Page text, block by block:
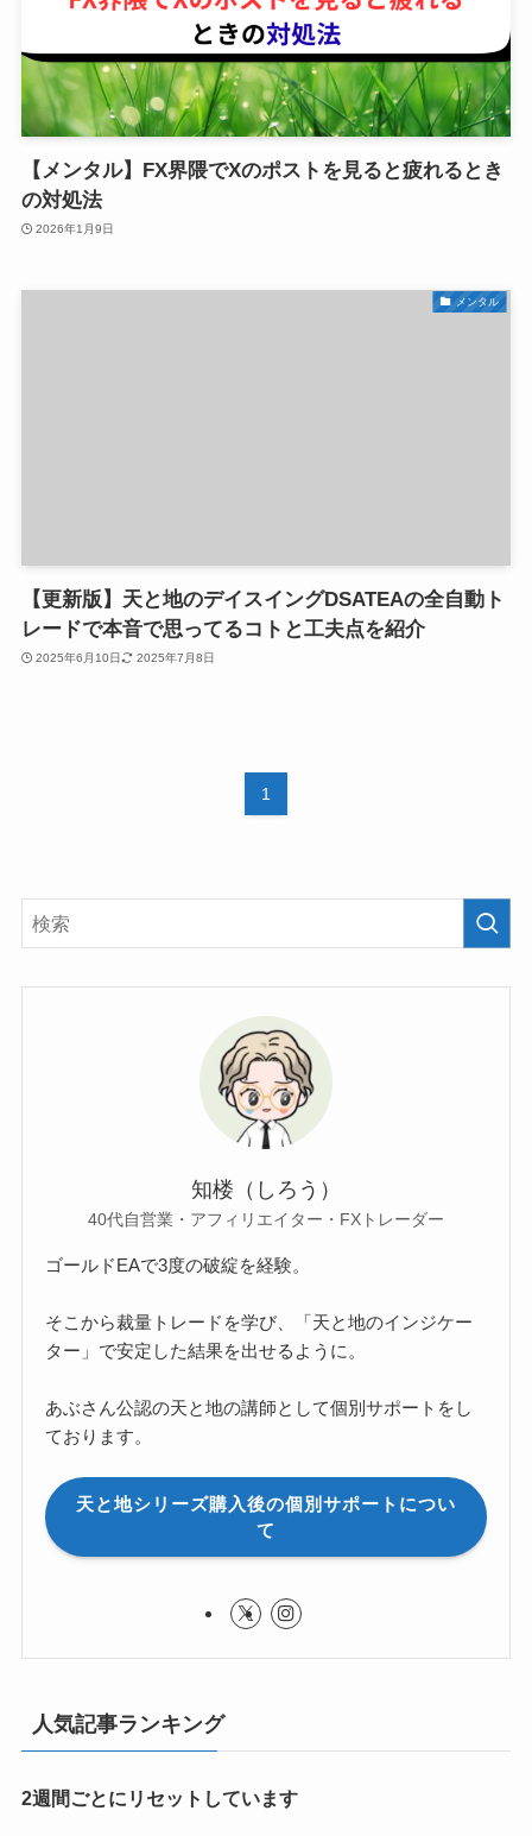
【メンタル】FX界隈でXのポストを見ると疲れるとき
の対処法
2026年1月9日
メンタル
【更新版】天と地のデイスイングDSATEAの全自動ト
レードで本音で思ってるコトと工夫点を紹介
2025年6月10日 2025年7月8日
1
知楼（しろう）
40代自営業・アフィリエイター・FXトレーダー
ゴールドEAで3度の破綻を経験。
そこから裁量トレードを学び、「天と地のインジケー
ター」で安定した結果を出せるように。
あぶさん公認の天と地の講師として個別サポートをし
ております。
天と地シリーズ購入後の個別サポートについ
て
人気記事ランキング
2週間ごとにリセットしています